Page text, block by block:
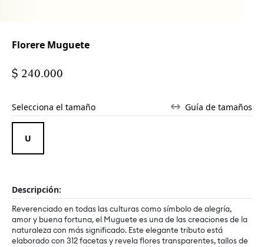
Florere Muguete
$ 240.000
Selecciona el tamaño Guía de tamaños
Descripción:
Reverenciado en todas las culturas como símbolo de alegría,
amor y buena fortuna, el Muguete es una de las creaciones de la
naturaleza con más significado. Este elegante tributo está
elaborado con 312 facetas y revela flores transparentes, tallos de